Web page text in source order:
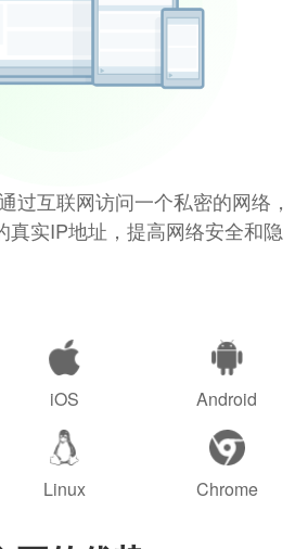
过互联网访问一个私密的网络，
真实IP地址，提高网络安全和隐
iOS Android
Linux Chrome